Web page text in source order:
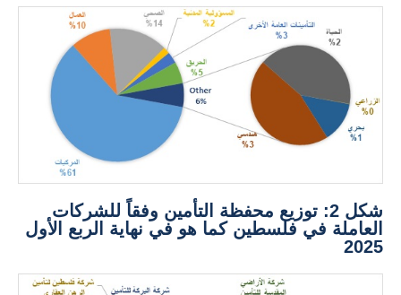
شكل 2: توزيع محفظة التأمين وفقاً للشركات
العاملة في فلسطين كما هو في نهاية الربع الأول
2025